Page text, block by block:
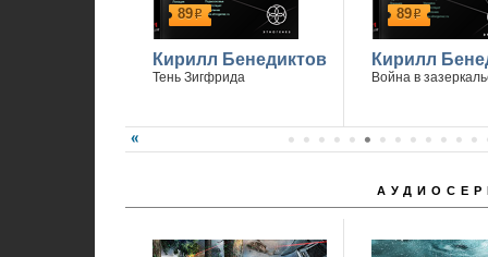
89р
Кирилл Бенедиктов
Тень Зигфрида
89р
Кирилл
Война в